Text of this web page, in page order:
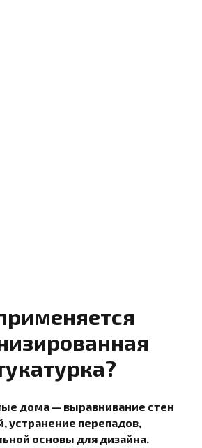
дома — выравнивание стен
устранение перепадов,
основы для дизайна.